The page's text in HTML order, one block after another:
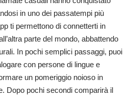
in uno dei passatempi più
ti permettono di connetterti in
parte del mondo, abbattendo
In pochi semplici passaggi, puoi
con persone di lingue e
un pomeriggio noioso in
Dopo pochi secondi comparirà il